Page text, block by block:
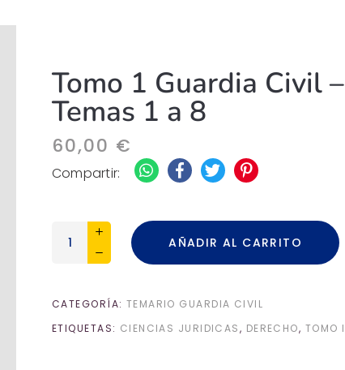
Tomo 1 Guardia Civil –
Temas 1 a 8
60,00 €
Compartir:
Guardia
-
Temas
AÑADIR AL CARRITO
CATEGORÍA: TEMARIO GUARDIA CIVIL
ETIQUETAS: CIENCIAS JURIDICAS, DERECHO, TOMO I